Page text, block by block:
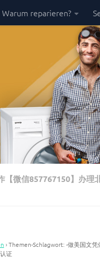
Warum reparieren?
【微信857767150】办
›Themen-Schlagwort: -做美国文
证